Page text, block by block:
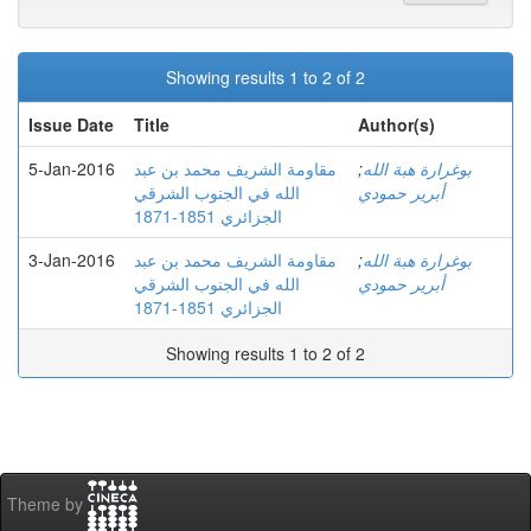
Showing results 1 to 2 of 2
Issue Date
Title
Author(s)
5-Jan-2016
مقاومة الشريف محمد بن عبد
الله في الجنوب الشرقي
الجزائري 1851-1871
بوغرارة هبة الله;
أبرير حمودي
3-Jan-2016
مقاومة الشريف محمد بن عبد
الله في الجنوب الشرقي
الجزائري 1851-1871
بوغرارة هبة الله;
أبرير حمودي
Showing results 1 to 2 of 2
Theme by